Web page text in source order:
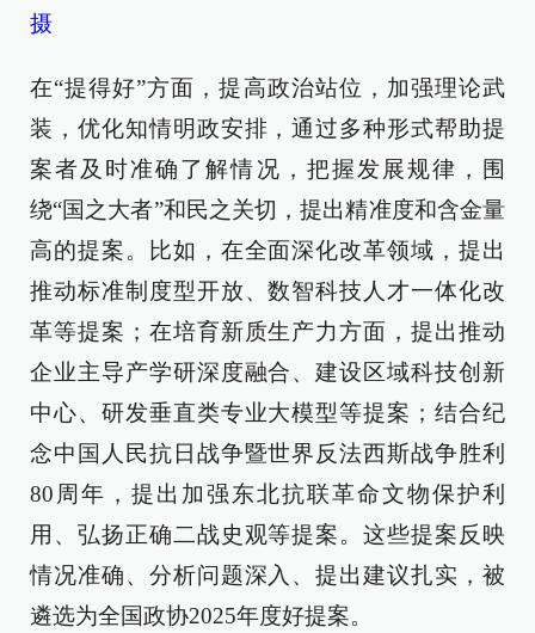
摄
在“提得好”方面，提高政治站位，加强理论武
装，优化知情明政安排，通过多种形式帮助提
案者及时准确了解情况，把握发展规律，围
绕“国之大者”和民之关切，提出精准度和含金量
高的提案。比如，在全面深化改革领域，提出
推动标准制度型开放、数智科技人才一体化改
革等提案；在培育新质生产力方面，提出推动
企业主导产学研深度融合、建设区域科技创新
中心、研发垂直类专业大模型等提案；结合纪
念中国人民抗日战争暨世界反法西斯战争胜利
80周年，提出加强东北抗联革命文物保护利
用、弘扬正确二战史观等提案。这些提案反映
情况准确、分析问题深入、提出建议扎实，被
遴选为全国政协2025年度好提案。